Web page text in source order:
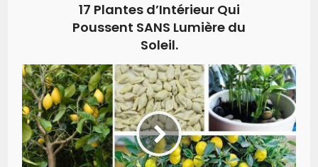
17 Plantes d’Intérieur Qui
Poussent SANS Lumière du
Soleil.